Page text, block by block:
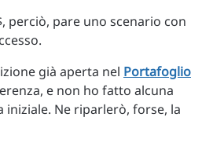
perciò, pare uno scenario con
già aperta nel Portafoglio
e non ho fatto alcuna
Ne riparlerò, forse, la